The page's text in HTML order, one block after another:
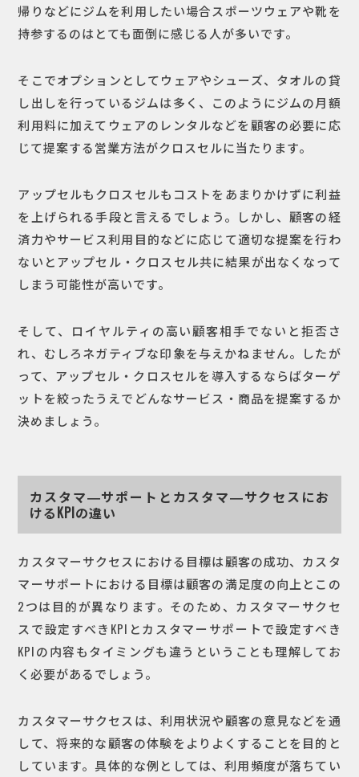
帰りなどにジムを利用したい場合スポーツウェアや靴を
持参するのはとても面倒に感じる人が多いです。
そこでオプションとしてウェアやシューズ、タオルの貸
し出しを行っているジムは多く、このようにジムの月額
利用料に加えてウェアのレンタルなどを顧客の必要に応
じて提案する営業方法がクロスセルに当たります。
アップセルもクロスセルもコストをあまりかけずに利益
を上げられる手段と言えるでしょう。しかし、顧客の経
済力やサービス利用目的などに応じて適切な提案を行わ
ないとアップセル・クロスセル共に結果が出なくなって
しまう可能性が高いです。
そして、ロイヤルティの高い顧客相手でないと拒否さ
れ、むしろネガティブな印象を与えかねません。したが
って、アップセル・クロスセルを導入するならばターゲ
ットを絞ったうえでどんなサービス・商品を提案するか
決めましょう。
カスタマ―サポートとカスタマ―サクセスにお
けるKPIの違い
カスタマーサクセスにおける目標は顧客の成功、カスタ
マーサポートにおける目標は顧客の満足度の向上とこの
2つは目的が異なります。そのため、カスタマーサクセ
スで設定すべきKPIとカスタマーサポートで設定すべき
KPIの内容もタイミングも違うということも理解してお
く必要があるでしょう。
カスタマーサクセスは、利用状況や顧客の意見などを通
して、将来的な顧客の体験をよりよくすることを目的と
しています。具体的な例としては、利用頻度が落ちてい